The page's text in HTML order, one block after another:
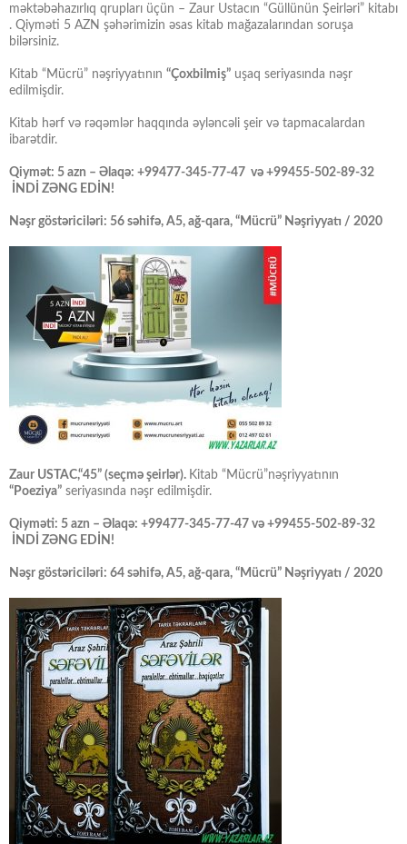
məktəbəhazırlıq qrupları üçün – Zaur Ustacın “Güllünün Şeirləri” kitabı
. Qiyməti 5 AZN şəhərimizin əsas kitab mağazalarından soruşa
bilərsiniz.
Kitab “Mücrü” nəşriyyatının “Çoxbilmiş” uşaq seriyasında nəşr
edilmişdir.
Kitab hərf və rəqəmlər haqqında əyləncəli şeir və tapmacalardan
ibarətdir.
Qiymət: 5 azn – Əlaqə: +99477-345-77-47 və +99455-502-89-32
İNDİ ZƏNG EDİN!
Nəşr göstəriciləri: 56 səhifə, A5, ağ-qara, “Mücrü” Nəşriyyatı / 2020
Zaur USTAC,“45” (seçmə şeirlər). Kitab “Mücrü”nəşriyyatının
“Poeziya” seriyasında nəşr edilmişdir.
Qiyməti: 5 azn – Əlaqə: +99477-345-77-47 və +99455-502-89-32
İNDİ ZƏNG EDİN!
Nəşr göstəriciləri: 64 səhifə, A5, ağ-qara, “Mücrü” Nəşriyyatı / 2020